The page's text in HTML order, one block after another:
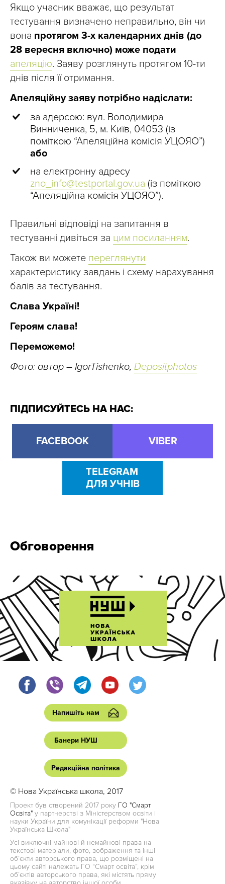
Якщо учасник вважає, що результат
тестування визначено неправильно, він чи
вона протягом 3-х календарних днів (до
28 вересня включно) може подати
апеляцію. Заяву розглянуть протягом 10-ти
днів після її отримання.
Апеляційну заяву потрібно надіслати:
за адерсою: вул. Володимира
Винниченка, 5, м. Київ, 04053 (із
поміткою “Апеляційна комісія УЦОЯО”)
або
на електронну адресу
zno_info@testportal.gov.ua (із поміткою
“Апеляційна комісія УЦОЯО”).
Правильні відповіді на запитання в
тестуванні дивіться за цим посиланням.
Також ви можете переглянути
характеристику завдань і схему нарахування
балів за тестування.
Слава Україні!
Героям слава!
Переможемо!
Фото: автор – IgorTishenko, Depositphotos
ПІДПИСУЙТЕСЬ НА НАС:
FACEBOOK VIBER
TELEGRAM
ДЛЯ УЧНІВ
Обговорення
Напишіть нам
Банери НУШ
Редакційна політика
© Нова Українська школа, 2017
Проект був створений 2017 року ГО "Смарт
Освіта" у партнерстві з Міністерством освіти і
науки України для комунікації реформи "Нова
Українська Школа"
Усі виключні майнові й немайнові права на
текстові матеріали, фото, зображення та інші
об’єкти авторського права, що розміщені на
цьому сайті належать ГО “Смарт освіта”, крім
об’єктів авторського права, які містять пряму